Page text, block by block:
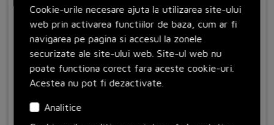
Cookie-urile necesare ajuta la utilizarea site-ului
web prin activarea functiilor de baza, cum ar fi
navigarea pe pagina si accesul la zonele
securizate ale site-ului web. Site-ul web nu
poate functiona corect fara aceste cookie-uri.
Acestea nu pot fi dezactivate.
Analitice